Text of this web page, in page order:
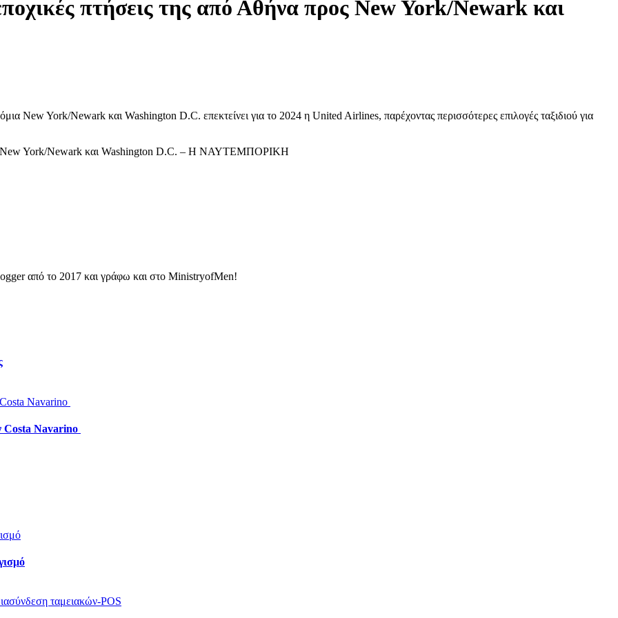
πτήσεις της από Αθήνα προς New York/Newark και
New York/Newark και Washington D.C. επεκτείνει για το 2024 η United Airlines, παρέχοντας περισσότερες επιλογές ταξιδιού για
New York/Newark και Washington D.C. – Η ΝΑΥΤΕΜΠΟΡΙΚΗ
από το 2017 και γράφω και στο MinistryofMen!
Costa Navarino
ταμειακών-POS